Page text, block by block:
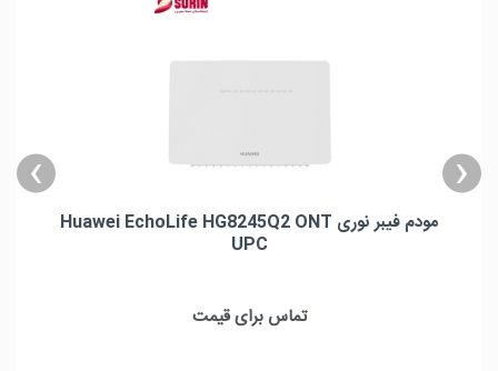
مودم فیبر نوری Huawei EchoLife HG8245Q2 ONT
UPC
تعداد پورت شبکه : 4 عددتماس برای قیمت
‹
›